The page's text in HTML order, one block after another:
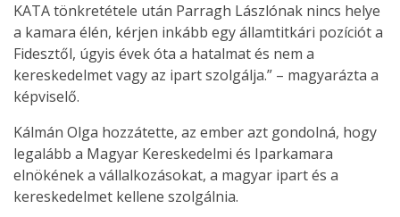
KATA tönkretétele után Parragh Lászlónak nincs helye
a kamara élén, kérjen inkább egy államtitkári pozíciót a
Fidesztől, úgyis évek óta a hatalmat és nem a
kereskedelmet vagy az ipart szolgálja.” – magyarázta a
képviselő.
Kálmán Olga hozzátette, az ember azt gondolná, hogy
legalább a Magyar Kereskedelmi és Iparkamara
elnökének a vállalkozásokat, a magyar ipart és a
kereskedelmet kellene szolgálnia.